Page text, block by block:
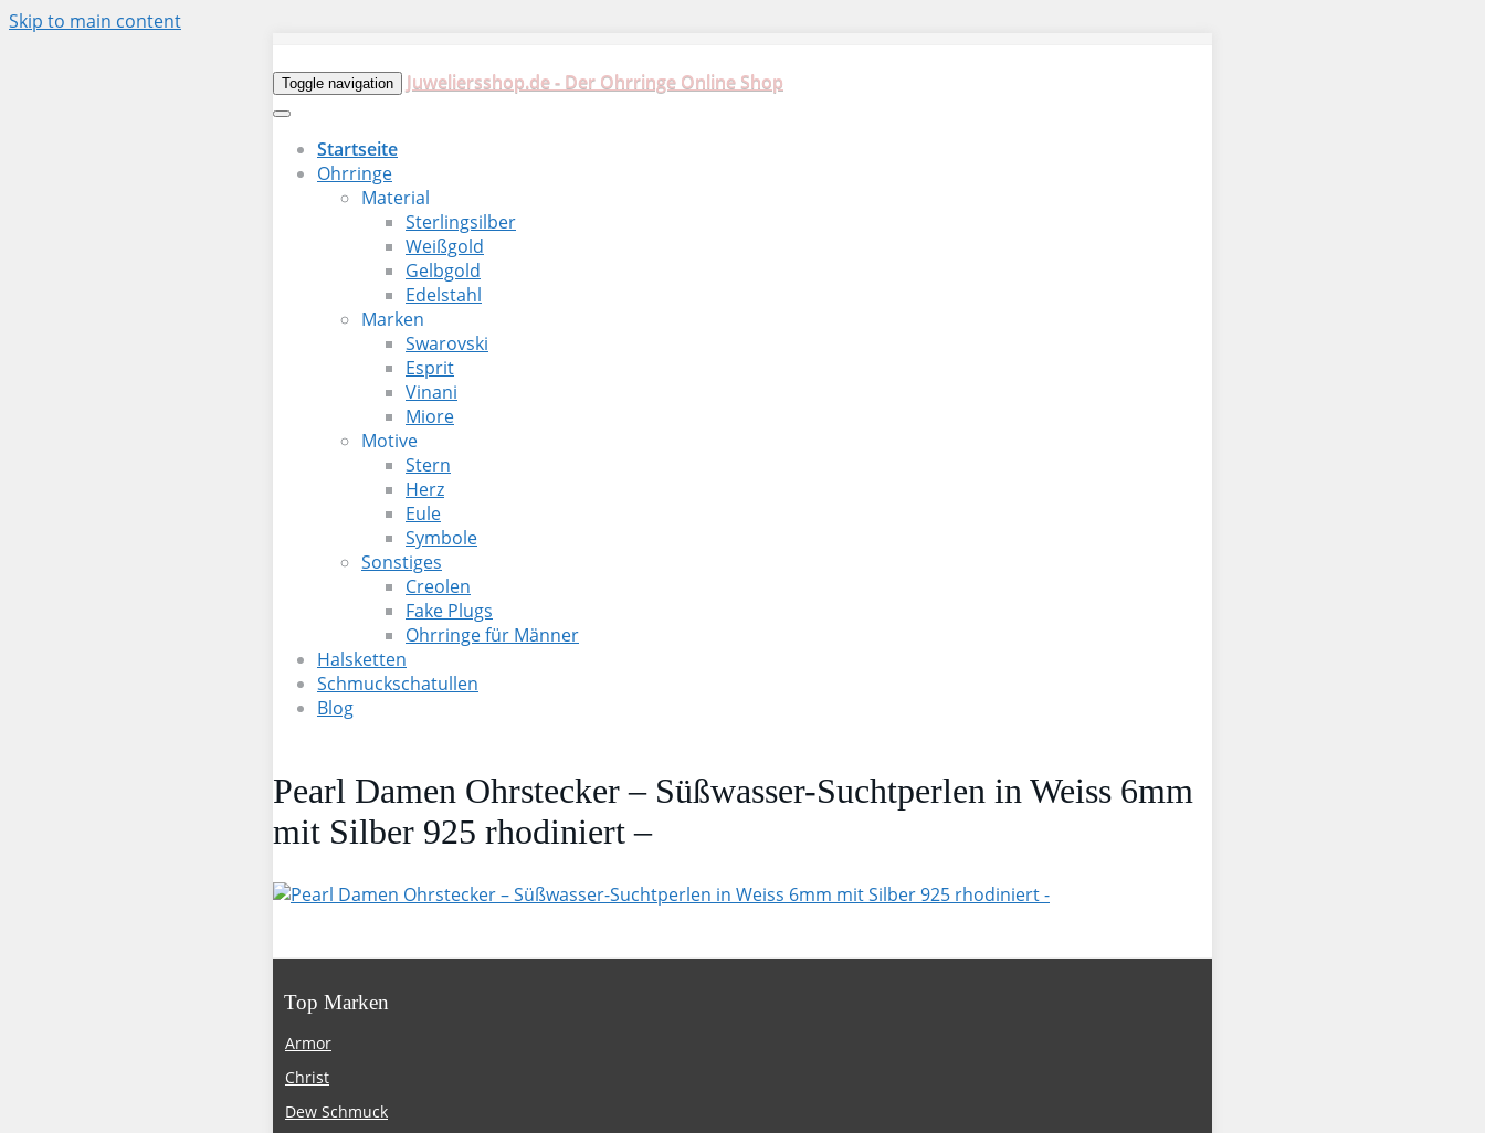
Skip to main content
Toggle navigation Juweliersshop.de - Der Ohrringe Online Shop
Startseite
Ohrringe
Material
Sterlingsilber
Weißgold
Gelbgold
Edelstahl
Marken
Swarovski
Esprit
Vinani
Miore
Motive
Stern
Herz
Eule
Symbole
Sonstiges
Creolen
Fake Plugs
Ohrringe für Männer
Halsketten
Schmuckschatullen
Blog
Pearl Damen Ohrstecker – Süßwasser-Suchtperlen in Weiss 6mm
mit Silber 925 rhodiniert –
Top Marken
Armor
Christ
Dew Schmuck